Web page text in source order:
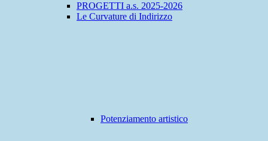
PROGETTI a.s. 2025-2026
Le Curvature di Indirizzo
Potenziamento artistico